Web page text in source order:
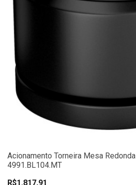
Acionamento Torneira Mesa
4991.BL104.MT
R$1.817,91